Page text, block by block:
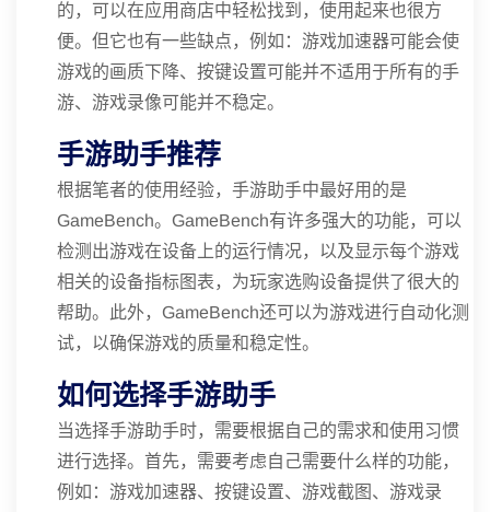
的，可以在应用商店中轻松找到，使用起来也很方
便。但它也有一些缺点，例如：游戏加速器可能会使
游戏的画质下降、按键设置可能并不适用于所有的手
游、游戏录像可能并不稳定。
手游助手推荐
根据笔者的使用经验，手游助手中最好用的是
GameBench。GameBench有许多强大的功能，可以
检测出游戏在设备上的运行情况，以及显示每个游戏
相关的设备指标图表，为玩家选购设备提供了很大的
帮助。此外，GameBench还可以为游戏进行自动化测
试，以确保游戏的质量和稳定性。
如何选择手游助手
当选择手游助手时，需要根据自己的需求和使用习惯
进行选择。首先，需要考虑自己需要什么样的功能，
例如：游戏加速器、按键设置、游戏截图、游戏录